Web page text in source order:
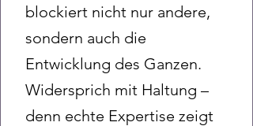
blockiert nicht nur andere,
sondern auch die
Entwicklung des Ganzen.
Widersprich mit Haltung –
denn echte Expertise zeigt